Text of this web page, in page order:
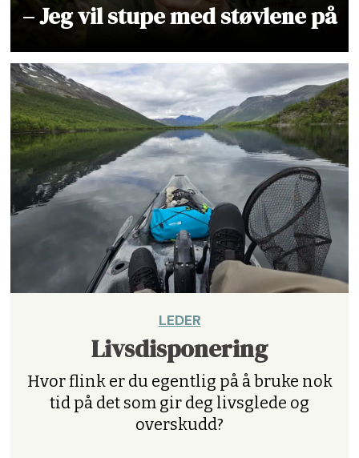
– Jeg vil stupe med støvlene på
LEDER
Livsdisponering
Hvor flink er du egentlig på å bruke nok
tid på det som gir deg livsglede og
overskudd?